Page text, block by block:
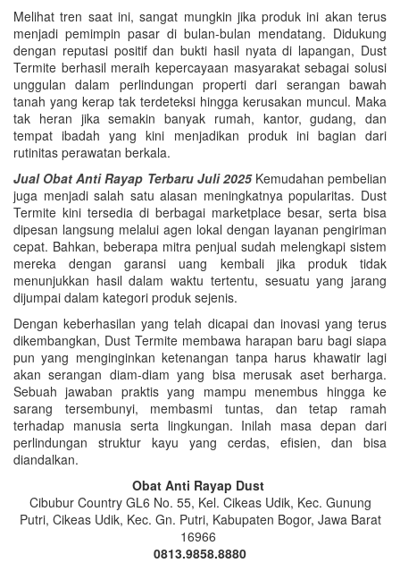
Melihat tren saat ini, sangat mungkin jika produk ini akan terus
menjadi pemimpin pasar di bulan-bulan mendatang. Didukung
dengan reputasi positif dan bukti hasil nyata di lapangan, Dust
Termite berhasil meraih kepercayaan masyarakat sebagai solusi
unggulan dalam perlindungan properti dari serangan bawah
tanah yang kerap tak terdeteksi hingga kerusakan muncul. Maka
tak heran jika semakin banyak rumah, kantor, gudang, dan
tempat ibadah yang kini menjadikan produk ini bagian dari
rutinitas perawatan berkala.
Jual Obat Anti Rayap Terbaru Juli 2025Kemudahan pembelian
juga menjadi salah satu alasan meningkatnya popularitas. Dust
Termite kini tersedia di berbagai marketplace besar, serta bisa
dipesan langsung melalui agen lokal dengan layanan pengiriman
cepat. Bahkan, beberapa mitra penjual sudah melengkapi sistem
mereka dengan garansi uang kembali jika produk tidak
menunjukkan hasil dalam waktu tertentu, sesuatu yang jarang
dijumpai dalam kategori produk sejenis.
Dengan keberhasilan yang telah dicapai dan inovasi yang terus
dikembangkan, Dust Termite membawa harapan baru bagi siapa
pun yang menginginkan ketenangan tanpa harus khawatir lagi
akan serangan diam-diam yang bisa merusak aset berharga.
Sebuah jawaban praktis yang mampu menembus hingga ke
sarang tersembunyi, membasmi tuntas, dan tetap ramah
terhadap manusia serta lingkungan. Inilah masa depan dari
perlindungan struktur kayu yang cerdas, efisien, dan bisa
diandalkan.
Obat Anti Rayap Dust
Cibubur Country GL6 No. 55, Kel. Cikeas Udik, Kec. Gunung
Putri, Cikeas Udik, Kec. Gn. Putri, Kabupaten Bogor, Jawa Barat
16966
0813.9858.8880